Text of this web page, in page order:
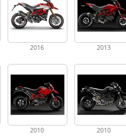
2016 2013
2010 2010